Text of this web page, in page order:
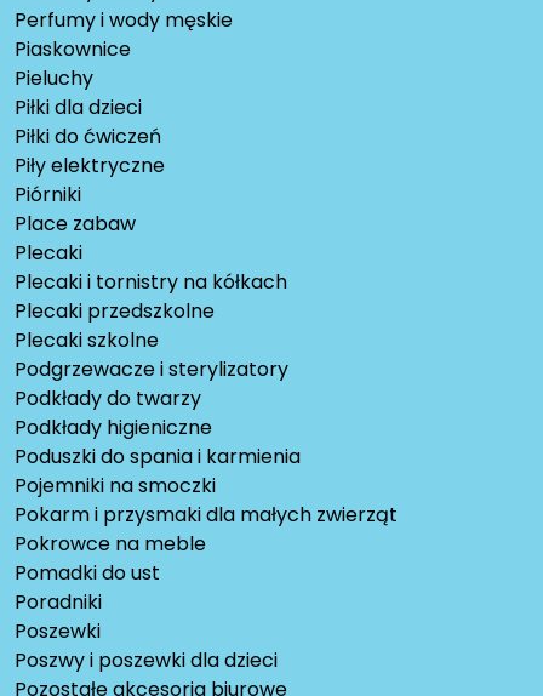
Perfumy i wody męskie
Piaskownice
Pieluchy
Piłki dla dzieci
Piłki do ćwiczeń
Piły elektryczne
Piórniki
Place zabaw
Plecaki
Plecaki i tornistry na kółkach
Plecaki przedszkolne
Plecaki szkolne
Podgrzewacze i sterylizatory
Podkłady do twarzy
Podkłady higieniczne
Poduszki do spania i karmienia
Pojemniki na smoczki
Pokarm i przysmaki dla małych zwierząt
Pokrowce na meble
Pomadki do ust
Poradniki
Poszewki
Poszwy i poszewki dla dzieci
Pozostałe akcesoria biurowe